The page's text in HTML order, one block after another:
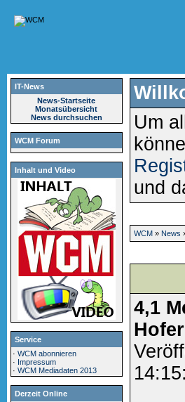
IT-News
News-Startseite
Monatsübersicht
News durchsuchen
WCM Forum
Inhalt und Video
Service
·WCM abonnieren
· Impressum
·WCM Mediadaten 2013
Derzeit Online
Um
und
WCM» News
4,1
Hofer